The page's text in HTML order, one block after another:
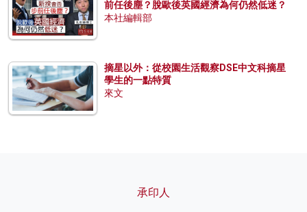
前任後塵？脫歐後英國經濟為何仍然低迷？
本社編輯部
摘星以外：從校園生活觀察DSE中文科摘星
學生的一點特質
來文
承印人